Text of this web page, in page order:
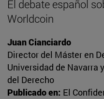
El debate español
Worldcoin
Juan Cianciardo
Director del Máster en
Universidad de Navarra
del Derecho
Publicado en: El